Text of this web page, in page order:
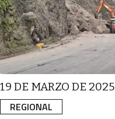
REGIONAL
19 DE MARZO DE 2025